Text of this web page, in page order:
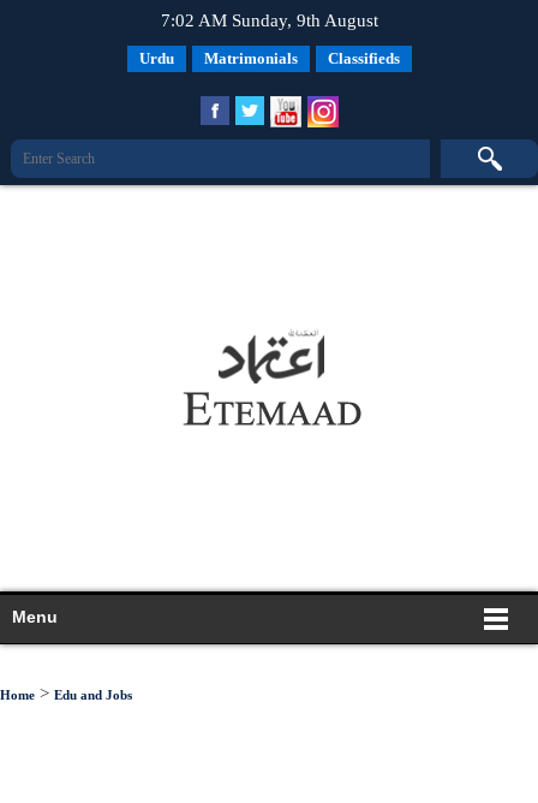
7:02 AM Sunday, 9th August
Urdu Matrimonials Classifieds
Menu
Home > Edu and Jobs